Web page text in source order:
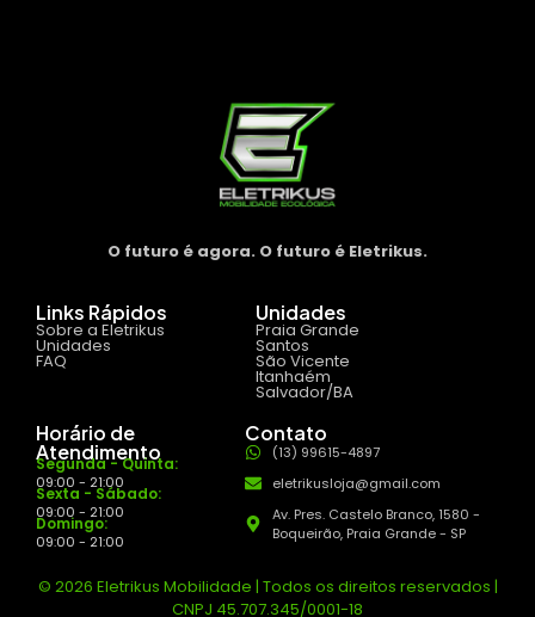
O futuro é agora. O futuro é Eletrikus.
Links Rápidos
Sobre a Eletrikus
Unidades
FAQ
Unidades
Praia Grande
Santos
São Vicente
Itanhaém
Salvador/BA
Horário de
Atendimento
Segunda - Quinta:
09:00 - 21:00
Sexta - Sábado:
09:00 - 21:00
Domingo:
09:00 - 21:00
Contato
(13) 99615-4897
eletrikusloja@gmail.com
Av. Pres. Castelo Branco, 1580 -
Boqueirão, Praia Grande - SP
© 2026 Eletrikus Mobilidade | Todos os direitos reservados |
CNPJ 45.707.345/0001-18